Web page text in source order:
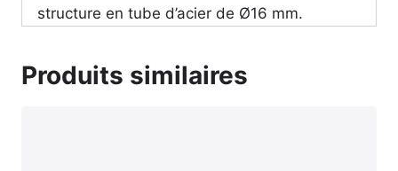
structure en tube d’acier de Ø16 mm.
Produits similaires